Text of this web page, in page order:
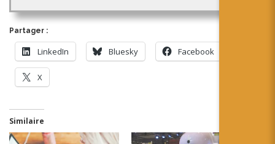
Partager :
LinkedIn Bluesky Facebook
X
Similaire